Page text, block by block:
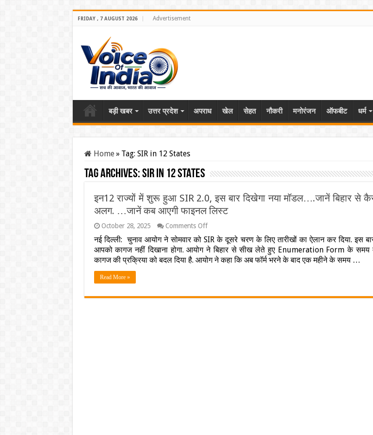
FRIDAY , 7 AUGUST 2026 Advertisement
बड़ी खबर उत्तर प्रदेश अपराध खेल सेहत नौकरी मनोरंजन ऑफबीट धर्म
Home» Tag: SIR in 12 States
Tag Archives:SIR in 12 States
इन12 राज्यों में शुरू हुआ SIR 2.0, इस बार दिखेगा नया मॉडल….जानें बिहार से
अलग. …जानें कब आएगी फाइनल लिस्ट
October 28, 2025 Comments Offon
राज्यों
में
शुरू
बार
नई दिल्‍ली: चुनाव आयोग ने सोमवार को SIR के दूसरे चरण के लिए तारीखों का ऐलान कर दिया. इस
आपको कागज नहीं दिखाना होगा. आयोग ने बिहार से सीख लेते हुए Enumeration Form के समय
कागज की प्रक्रिया को बदल दिया है. आयोग ने कहा कि अब फॉर्म भरने के बाद एक महीने के समय …
Read More »